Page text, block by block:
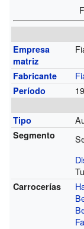
Empresa
matriz
Fabricante
Período
Tipo
Segmento
Carrocerías